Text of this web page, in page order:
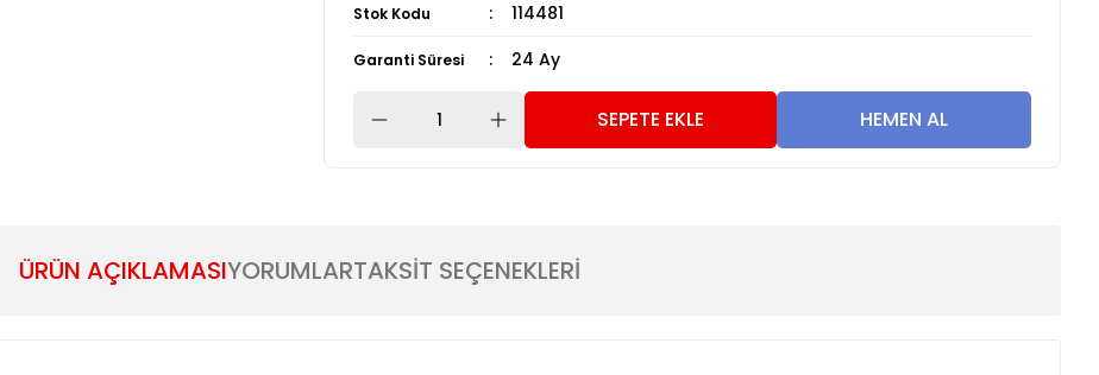
Stok Kodu 114481
Garanti Süresi 24 Ay
SEPETE EKLE HEMEN AL
ÜRÜN AÇIKLAMASIYORUMLARTAKSİT SEÇENEKLERİ